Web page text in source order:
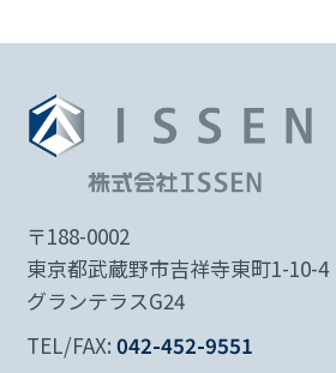
〒188-0002
東京都武蔵野市吉祥寺東町1-10-4
グランテラスG24
TEL/FAX: 042-452-9551